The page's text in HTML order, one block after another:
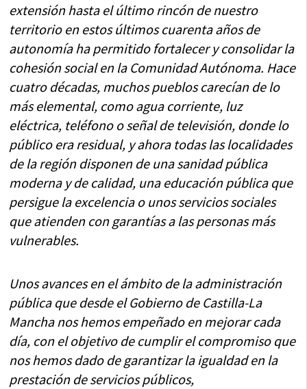
extensión hasta el último rincón de nuestro
territorio en estos últimos cuarenta años de
autonomía ha permitido fortalecer y consolidar la
cohesión social en la Comunidad Autónoma. Hace
cuatro décadas, muchos pueblos carecían de lo
más elemental, como agua corriente, luz
eléctrica, teléfono o señal de televisión, donde lo
público era residual, y ahora todas las localidades
de la región disponen de una sanidad pública
moderna y de calidad, una educación pública que
persigue la excelencia o unos servicios sociales
que atienden con garantías a las personas más
vulnerables.
Unos avances en el ámbito de la administración
pública que desde el Gobierno de Castilla-La
Mancha nos hemos empeñado en mejorar cada
día, con el objetivo de cumplir el compromiso que
nos hemos dado de garantizar la igualdad en la
prestación de servicios públicos,